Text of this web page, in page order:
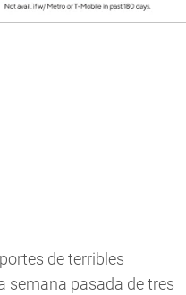
de terribles
semana pasada de tres